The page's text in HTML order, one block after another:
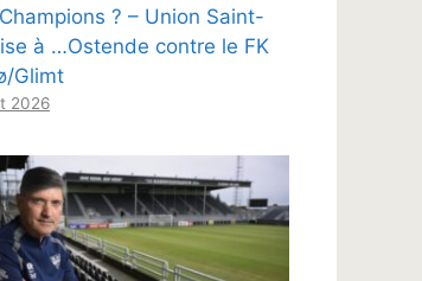
? – Union Saint-
à …Ostende contre le FK
Glimt
2026